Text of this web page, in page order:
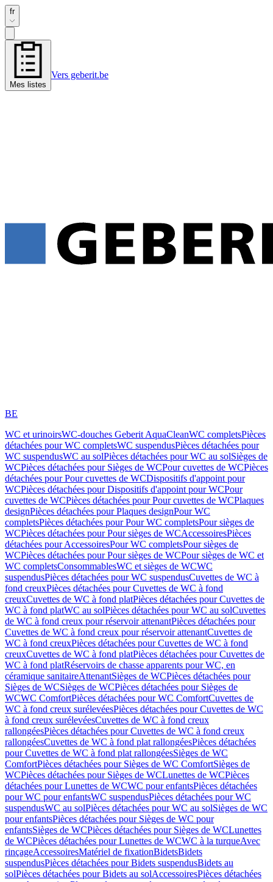
fr
Mes listes
Vers geberit.be
BE
WC et urinoirsWC-douches Geberit AquaCleanWC completsPièces
détachées pour WC completsWC suspendusPièces détachées pour
WC suspendusWC au solPièces détachées pour WC au solSièges de
WCPièces détachées pour Sièges de WCPour cuvettes de WCPièces
détachées pour Pour cuvettes de WCDispositifs d'appoint pour
WCPièces détachées pour Dispositifs d'appoint pour WCPour
cuvettes de WCPièces détachées pour Pour cuvettes de WCPlaques
designPièces détachées pour Plaques designPour WC
completsPièces détachées pour Pour WC completsPour sièges de
WCPièces détachées pour Pour sièges de WCAccessoiresPièces
détachées pour AccessoiresPour WC completsPour sièges de
WCPièces détachées pour Pour sièges de WCPour sièges de WC et
WC completsConsommablesWC et sièges de WCWC
suspendusPièces détachées pour WC suspendusCuvettes de WC à
fond creuxPièces détachées pour Cuvettes de WC à fond
creuxCuvettes de WC à fond platPièces détachées pour Cuvettes de
WC à fond platWC au solPièces détachées pour WC au solCuvettes
de WC à fond creux pour réservoir attenantPièces détachées pour
Cuvettes de WC à fond creux pour réservoir attenantCuvettes de
WC à fond creuxPièces détachées pour Cuvettes de WC à fond
creuxCuvettes de WC à fond platPièces détachées pour Cuvettes de
WC à fond platRéservoirs de chasse apparents pour WC, en
céramique sanitaireAttenantSièges de WCPièces détachées pour
Sièges de WCSièges de WCPièces détachées pour Sièges de
WCWC ComfortPièces détachées pour WC ComfortCuvettes de
WC à fond creux surélevéesPièces détachées pour Cuvettes de WC
à fond creux surélevéesCuvettes de WC à fond creux
rallongéesPièces détachées pour Cuvettes de WC à fond creux
rallongéesCuvettes de WC à fond plat rallongéesPièces détachées
pour Cuvettes de WC à fond plat rallongéesSièges de WC
ComfortPièces détachées pour Sièges de WC ComfortSièges de
WCPièces détachées pour Sièges de WCLunettes de WCPièces
détachées pour Lunettes de WCWC pour enfantsPièces détachées
pour WC pour enfantsWC suspendusPièces détachées pour WC
suspendusWC au solPièces détachées pour WC au solSièges de WC
pour enfantsPièces détachées pour Sièges de WC pour
enfantsSièges de WCPièces détachées pour Sièges de WCLunettes
de WCPièces détachées pour Lunettes de WCWC à la turqueAvec
rinçageAccessoiresMatériel de fixationBidetsBidets
suspendusPièces détachées pour Bidets suspendusBidets au
solPièces détachées pour Bidets au solAccessoiresPièces détachées